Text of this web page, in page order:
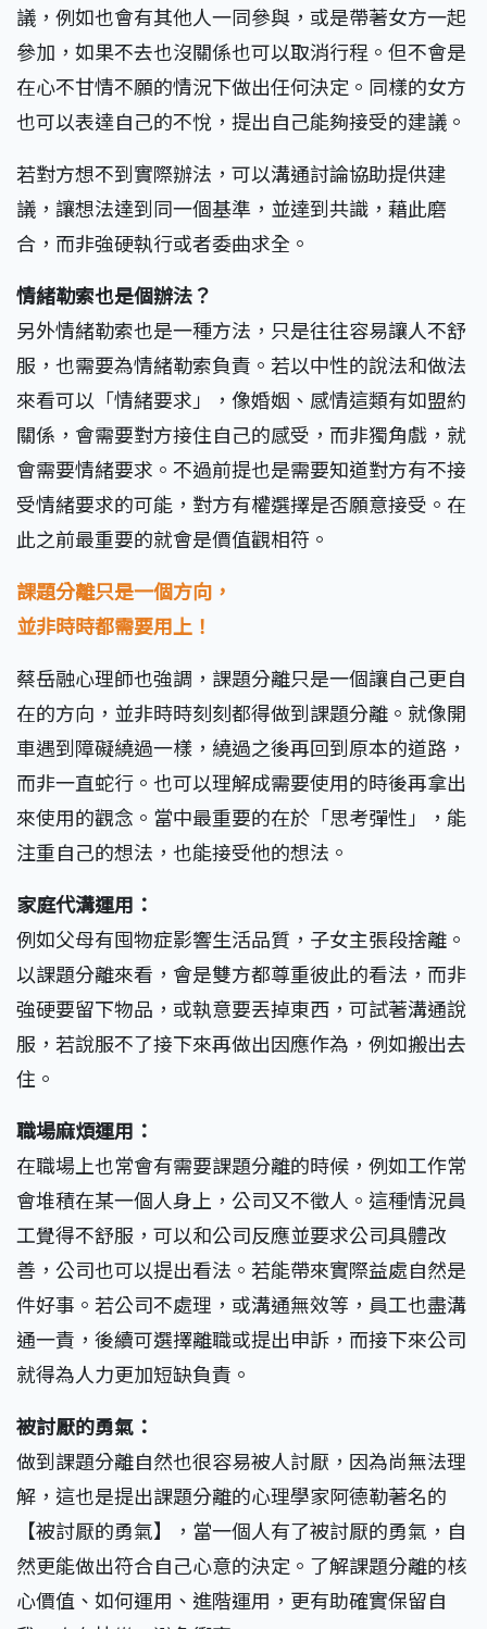
議，例如也會有其他人一同參與，或是帶著女方一起
參加，如果不去也沒關係也可以取消行程。但不會是
在心不甘情不願的情況下做出任何決定。同樣的女方
也可以表達自己的不悅，提出自己能夠接受的建議。
若對方想不到實際辦法，可以溝通討論協助提供建
議，讓想法達到同一個基準，並達到共識，藉此磨
合，而非強硬執行或者委曲求全。
情緒勒索也是個辦法？
另外情緒勒索也是一種方法，只是往往容易讓人不舒
服，也需要為情緒勒索負責。若以中性的說法和做法
來看可以「情緒要求」，像婚姻、感情這類有如盟約
關係，會需要對方接住自己的感受，而非獨角戲，就
會需要情緒要求。不過前提也是需要知道對方有不接
受情緒要求的可能，對方有權選擇是否願意接受。在
此之前最重要的就會是價值觀相符。
課題分離只是一個方向，
並非時時都需要用上！
蔡岳融心理師也強調，課題分離只是一個讓自己更自
在的方向，並非時時刻刻都得做到課題分離。就像開
車遇到障礙繞過一樣，繞過之後再回到原本的道路，
而非一直蛇行。也可以理解成需要使用的時後再拿出
來使用的觀念。當中最重要的在於「思考彈性」，能
注重自己的想法，也能接受他的想法。
家庭代溝運用：
例如父母有囤物症影響生活品質，子女主張段捨離。
以課題分離來看，會是雙方都尊重彼此的看法，而非
強硬要留下物品，或執意要丟掉東西，可試著溝通說
服，若說服不了接下來再做出因應作為，例如搬出去
住。
職場麻煩運用：
在職場上也常會有需要課題分離的時候，例如工作常
會堆積在某一個人身上，公司又不徵人。這種情況員
工覺得不舒服，可以和公司反應並要求公司具體改
善，公司也可以提出看法。若能帶來實際益處自然是
件好事。若公司不處理，或溝通無效等，員工也盡溝
通一責，後續可選擇離職或提出申訴，而接下來公司
就得為人力更加短缺負責。
被討厭的勇氣：
做到課題分離自然也很容易被人討厭，因為尚無法理
解，這也是提出課題分離的心理學家阿德勒著名的
【被討厭的勇氣】，當一個人有了被討厭的勇氣，自
然更能做出符合自己心意的決定。了解課題分離的核
心價值、如何運用、進階運用，更有助確實保留自